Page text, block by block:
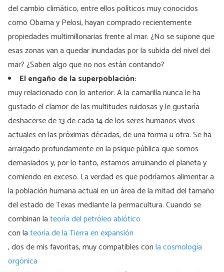
del cambio climático, entre ellos políticos muy conocidos
como Obama y Pelosi, hayan comprado recientemente
propiedades multimillonarias frente al mar. ¿No se supone que
esas zonas van a quedar inundadas por la subida del nivel del
mar? ¿Saben algo que no nos están contando?
El engaño de la superpoblación:
muy relacionado con lo anterior. A la camarilla nunca le ha
gustado el clamor de las multitudes ruidosas y le gustaría
deshacerse de 13 de cada 14 de los seres humanos vivos
actuales en las próximas décadas, de una forma u otra. Se ha
arraigado profundamente en la psique pública que somos
demasiados y, por lo tanto, estamos arruinando el planeta y
comiendo en exceso. La verdad es que podríamos alimentar a
la población humana actual en un área de la mitad del tamaño
del estado de Texas mediante la permacultura. Cuando se
combinan lateoría del petróleo abiótico
con lateoría de la Tierra en expansión
, dos de mis favoritas, muy compatibles conla cosmología
orgónica